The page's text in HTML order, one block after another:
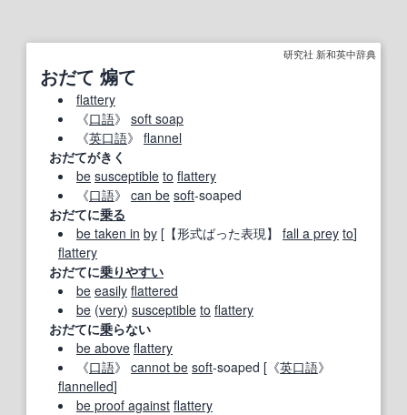
研究社 新和英中辞典
おだて 煽て
flattery
《口語》 soft soap
《英口語》 flannel
おだてがきく
be susceptible to flattery
《口語》 can be soft‐soaped
おだてに乗る
be taken in by [ 【形式ばった表現】 fall a prey to]
flattery
おだてに乗りやすい
be easily flattered
be (very) susceptible to flattery
おだてに乗らない
be above flattery
《口語》 cannot be soft‐soaped [《英口語》
flannelled]
be proof against flattery